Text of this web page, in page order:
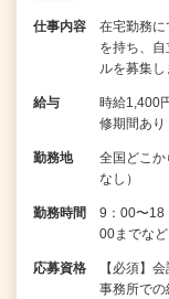
仕事内容
在宅勤務
を持ち、
ルを募集
給与
時給1,400
修期間あ
勤務地
全国どこ
なし）
勤務時間
9：00〜18
00までな
応募資格
【必須】
事務所で